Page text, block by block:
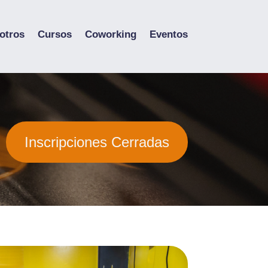
Cursos Coworking Eventos
Inscripciones Cerradas